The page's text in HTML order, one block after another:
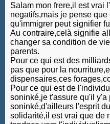
Salam mon frere,il est vrai
negatifs,mais je pense
qu'immigrer peut signifier
Au contraire,celà signifie
changer sa condition de
parents.
Pour ce qui est des
pas que pour la
dispensaires,ces
Pour ce qui est de
soninké,je t'assure qu'il
soninké,d'ailleurs l'esprit
solidarité,il est vrai que de